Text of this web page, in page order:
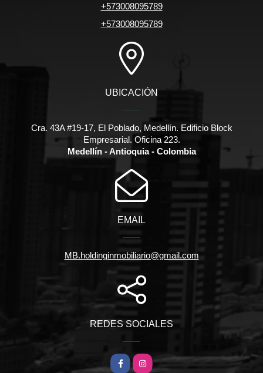
+573008095789
+573008095789
UBICACIÓN
Cra. 43A #19-17, El Poblado, Medellín. Edificio Block
Empresarial. Oficina 223.
Medellín - Antioquia - Colombia
EMAIL
MB.holdinginmobiliario@gmail.com
REDES SOCIALES
FacebookInstagram